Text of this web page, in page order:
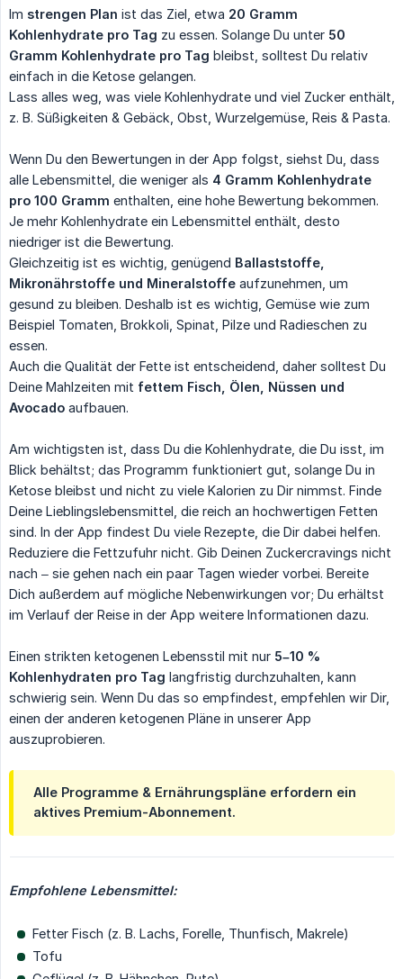
Im strengen Plan ist das Ziel, etwa 20 Gramm
Kohlenhydrate pro Tag zu essen. Solange Du unter 50
Gramm Kohlenhydrate pro Tag bleibst, solltest Du relativ
einfach in die Ketose gelangen.
Lass alles weg, was viele Kohlenhydrate und viel Zucker enthält,
z. B. Süßigkeiten & Gebäck, Obst, Wurzelgemüse, Reis & Pasta.
Wenn Du den Bewertungen in der App folgst, siehst Du, dass
alle Lebensmittel, die weniger als 4 Gramm Kohlenhydrate
pro 100 Gramm enthalten, eine hohe Bewertung bekommen.
Je mehr Kohlenhydrate ein Lebensmittel enthält, desto
niedriger ist die Bewertung.
Gleichzeitig ist es wichtig, genügend Ballaststoffe,
Mikronährstoffe und Mineralstoffe aufzunehmen, um
gesund zu bleiben. Deshalb ist es wichtig, Gemüse wie zum
Beispiel Tomaten, Brokkoli, Spinat, Pilze und Radieschen zu
essen.
Auch die Qualität der Fette ist entscheidend, daher solltest Du
Deine Mahlzeiten mit fettem Fisch, Ölen, Nüssen und
Avocado aufbauen.
Am wichtigsten ist, dass Du die Kohlenhydrate, die Du isst, im
Blick behältst; das Programm funktioniert gut, solange Du in
Ketose bleibst und nicht zu viele Kalorien zu Dir nimmst. Finde
Deine Lieblingslebensmittel, die reich an hochwertigen Fetten
sind. In der App findest Du viele Rezepte, die Dir dabei helfen.
Reduziere die Fettzufuhr nicht. Gib Deinen Zuckercravings nicht
nach – sie gehen nach ein paar Tagen wieder vorbei. Bereite
Dich außerdem auf mögliche Nebenwirkungen vor; Du erhältst
im Verlauf der Reise in der App weitere Informationen dazu.
Einen strikten ketogenen Lebensstil mit nur 5–10 %
Kohlenhydraten pro Tag langfristig durchzuhalten, kann
schwierig sein. Wenn Du das so empfindest, empfehlen wir Dir,
einen der anderen ketogenen Pläne in unserer App
auszuprobieren.
Alle Programme & Ernährungspläne erfordern ein
aktives Premium-Abonnement.
Empfohlene Lebensmittel:
Fetter Fisch (z. B. Lachs, Forelle, Thunfisch, Makrele)
Tofu